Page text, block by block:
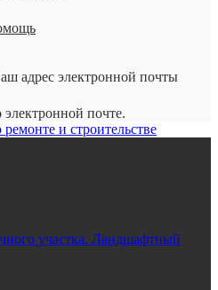
адрес электронной почты
почте.
и строительстве
участка. Ландшафтный